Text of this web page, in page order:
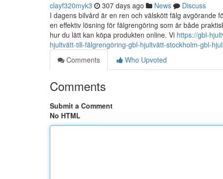
clayf320myk3 307 days ago News
Discuss
I dagens bilvård är en ren och välskött fälg avgörande
en effektiv lösning för fälgrengöring som är både
hur du lätt kan köpa produkten online. Vi https://gbl-
hjultvätt-till-fälgrengöring-gbl-hjultvätt-stockholm-gbl-
Comments
Who Upvoted
Comments
Submit a Comment
No HTML